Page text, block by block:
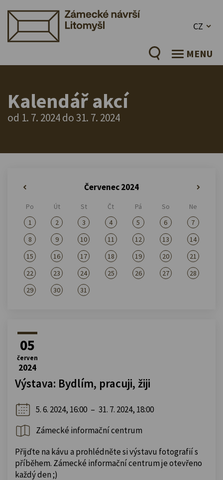
CZ
MENU
Kalendář akcí
od 1. 7. 2024 do 31. 7. 2024
Červenec 2024
Po Út St Čt Pá So
Ne
1
2 3 4 5 6
7
8
9 10 11 12 13
14
15
16 17 18 19 20
21
22
23 24 25 26 27
28
29
30 31
05
červen
2024
Výstava: Bydlím, pracuji, žiji
5. 6. 2024, 16:00 – 31. 7. 2024, 18:00
Zámecké informační centrum
Přijďte na kávu a prohlédněte si výstavu fotografií s
příběhem. Zámecké informační centrum je otevřeno
každý den ;)